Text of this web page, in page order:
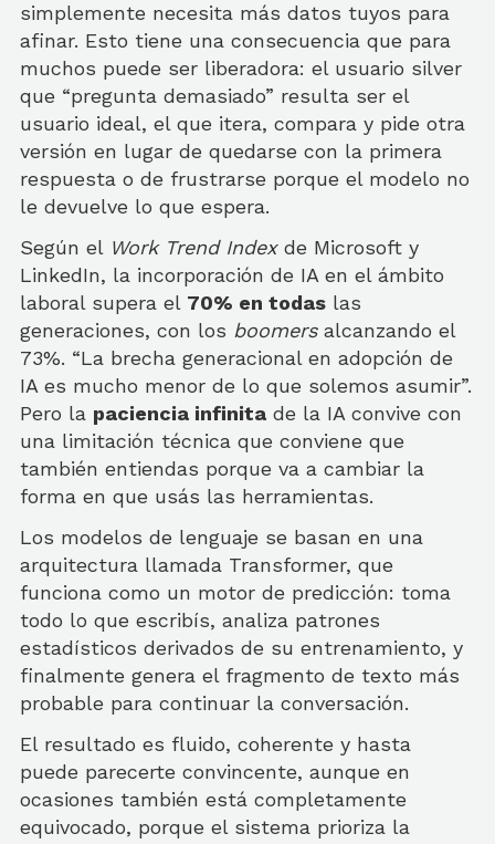
simplemente necesita más datos tuyos para
afinar. Esto tiene una consecuencia que para
muchos puede ser liberadora: el usuario silver
que “pregunta demasiado” resulta ser el
usuario ideal, el que itera, compara y pide otra
versión en lugar de quedarse con la primera
respuesta o de frustrarse porque el modelo no
le devuelve lo que espera.
Según el Work Trend Indexde Microsoft y
LinkedIn, la incorporación de IA en el ámbito
laboral supera el 70% en todas las
generaciones, con los boomersalcanzando el
73%. “La brecha generacional en adopción de
IA es mucho menor de lo que solemos asumir”.
Pero la paciencia infinita de la IA convive con
una limitación técnica que conviene que
también entiendas porque va a cambiar la
forma en que usás las herramientas.
Los modelos de lenguaje se basan en una
arquitectura llamada Transformer, que
funciona como un motor de predicción: toma
todo lo que escribís, analiza patrones
estadísticos derivados de su entrenamiento, y
finalmente genera el fragmento de texto más
probable para continuar la conversación.
El resultado es fluido, coherente y hasta
puede parecerte convincente, aunque en
ocasiones también está completamente
equivocado, porque el sistema prioriza la